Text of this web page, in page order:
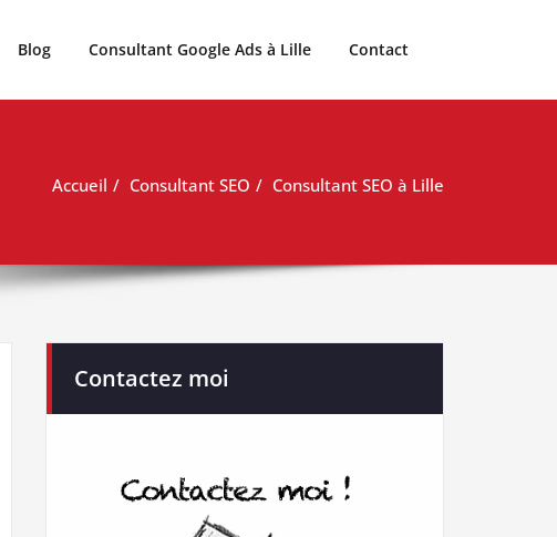
Blog Consultant Google Ads à Lille Contact
Accueil Consultant SEO Consultant SEO à Lille
Contactez moi